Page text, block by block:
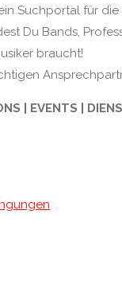
Suchportal für
Du Bands,
braucht!
| EVENTS |